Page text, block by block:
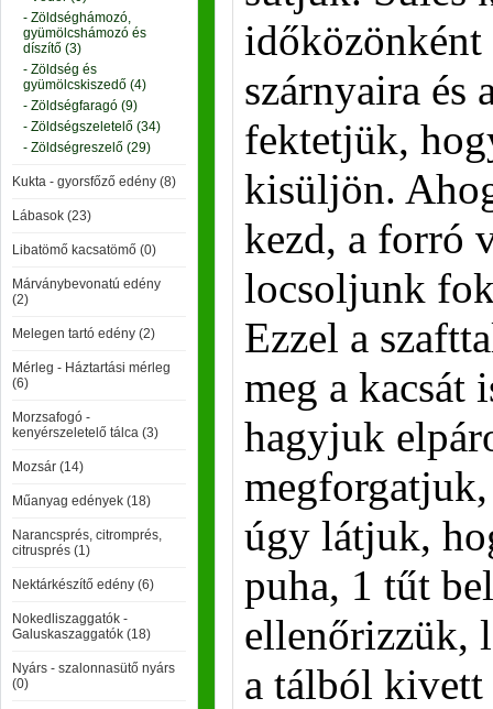
- Zöldséghámozó,
gyümölcshámozó és
díszítő (3)
- Zöldség és
gyümölcskiszedő (4)
- Zöldségfaragó (9)
- Zöldségszeletelő (34)
- Zöldségreszelő (29)
Kukta - gyorsfőző edény (8)
Lábasok (23)
Libatömő kacsatömő (0)
Márványbevonatú edény
(2)
Melegen tartó edény (2)
Mérleg - Háztartási mérleg
(6)
Morzsafogó -
kenyérszeletelő tálca (3)
Mozsár (14)
Műanyag edények (18)
Narancsprés, citromprés,
citrusprés (1)
Nektárkészítő edény (6)
Nokedliszaggatók -
Galuskaszaggatók (18)
Nyárs - szalonnasütő nyárs
(0)
időközönként
szárnyaira és
fektetjük,
kisüljön.
kezd, a forró
locsoljunk
Ezzel a
meg a kacsát
hagyjuk
úgy látjuk,
puha, 1 tűt
ellenőrizzük,
a tálból kivett